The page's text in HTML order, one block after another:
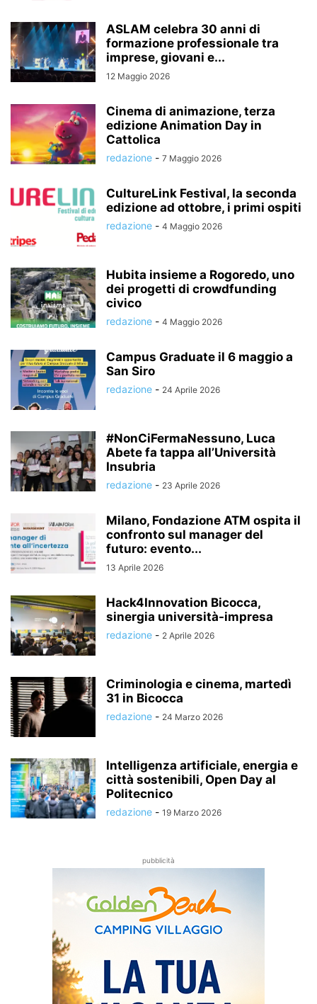
ASLAM celebra 30 anni di
formazione professionale tra
imprese, giovani e...
12 Maggio 2026
Cinema di animazione, terza
edizione Animation Day in
Cattolica
redazione - 7 Maggio 2026
CultureLink Festival, la seconda
edizione ad ottobre, i primi ospiti
redazione - 4 Maggio 2026
Hubita insieme a Rogoredo, uno
dei progetti di crowdfunding
civico
redazione - 4 Maggio 2026
Campus Graduate il 6 maggio a
San Siro
redazione - 24 Aprile 2026
#NonCiFermaNessuno, Luca
Abete fa tappa all’Università
Insubria
redazione - 23 Aprile 2026
Milano, Fondazione ATM ospita il
confronto sul manager del
futuro: evento...
13 Aprile 2026
Hack4Innovation Bicocca,
sinergia università-impresa
redazione - 2 Aprile 2026
Criminologia e cinema, martedì
31 in Bicocca
redazione - 24 Marzo 2026
Intelligenza artificiale, energia e
città sostenibili, Open Day al
Politecnico
redazione - 19 Marzo 2026
pubblicità